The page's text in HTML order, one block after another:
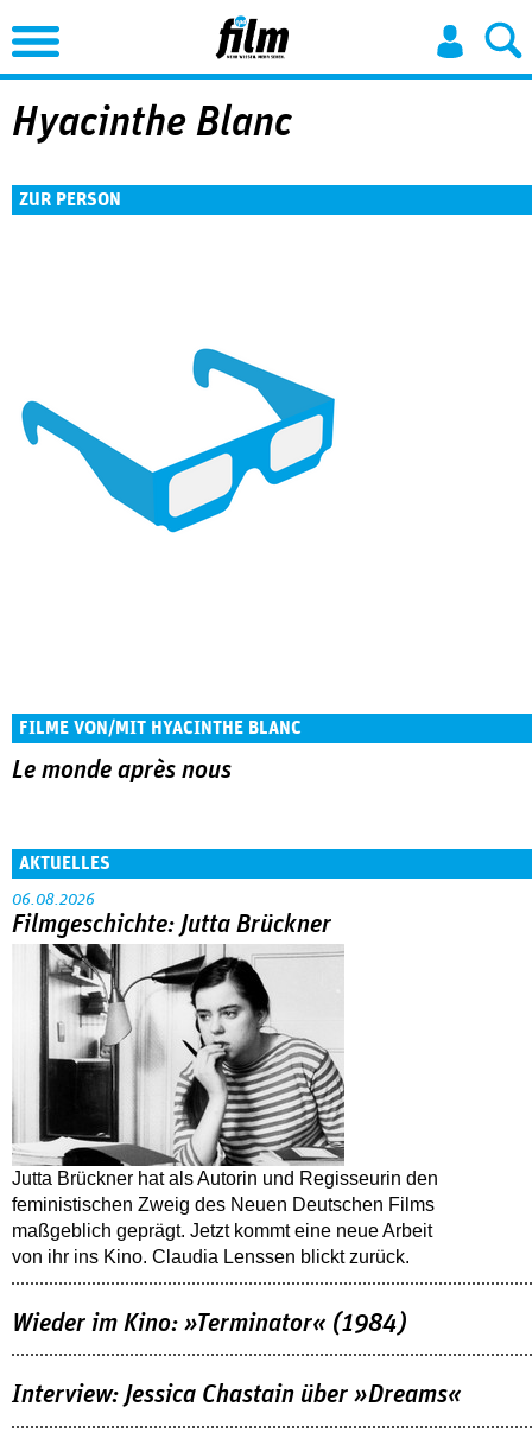
Jump to Navigation
Hyacinthe Blanc
ZUR PERSON
FILME VON/MIT HYACINTHE BLANC
Le monde après nous
AKTUELLES
06.08.2026
Filmgeschichte: Jutta Brückner
Jutta Brückner hat als Autorin und Regisseurin den
feministischen Zweig des Neuen Deutschen Films
maßgeblich geprägt. Jetzt kommt eine neue Arbeit
von ihr ins Kino. Claudia Lenssen blickt zurück.
Wieder im Kino: »Terminator« (1984)
Interview: Jessica Chastain über »Dreams«